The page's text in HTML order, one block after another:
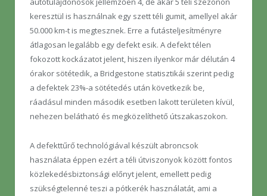
keresztül is használnak egy szett téli gumit, amellyel akár
50.000 km-t is megtesznek. Erre a futásteljesítményre
átlagosan legalább egy defekt esik. A defekt télen
fokozott kockázatot jelent, hiszen ilyenkor már délután 4
órakor sötétedik, a Bridgestone statisztikái szerint pedig
a defektek 23%-a sötétedés után következik be,
ráadásul minden második esetben lakott területen kívül,
nehezen belátható és megközelíthető útszakaszokon.
A defekttűrő technológiával készült abroncsok
használata éppen ezért a téli útviszonyok között fontos
közlekedésbiztonsági előnyt jelent, emellett pedig
szükségtelenné teszi a pótkerék használatát, ami a